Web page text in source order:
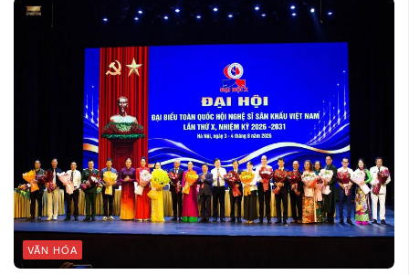
VĂN HÓA